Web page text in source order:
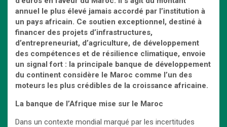
annuel le plus élevé jamais accordé par l’institution à
un pays africain. Ce soutien exceptionnel, destiné à
financer des projets d’infrastructures,
d’entrepreneuriat, d’agriculture, de développement
des compétences et de résilience climatique, envoie
un signal fort : la principale banque de développement
du continent considère le Maroc comme l’un des
moteurs les plus crédibles de la croissance africaine.
La banque de l’Afrique mise sur le Maroc
Dans un contexte mondial marqué par les incertitudes